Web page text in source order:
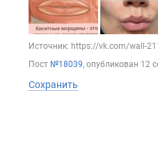
Источник: https://vk.com/wall-
Пост №18039, опубликован 12
Сохранить